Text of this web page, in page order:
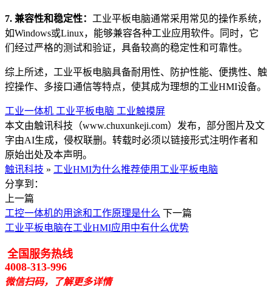
7. 兼容性和稳定性： 工业平板电脑通常采用常见的操作系统，
如Windows或Linux，能够兼容各种工业应用软件。同时，它
们经过严格的测试和验证，具备较高的稳定性和可靠性。
综上所述，工业平板电脑具备耐用性、防护性能、便携性、触
控操作、多接口通信等特点，使其成为理想的工业HMI设备。
工业一体机 工业平板电脑 工业触摸屏
本文由触讯科技（www.chuxunkeji.com）发布，部分图片及文
字由AI生成，侵权联删。转载时必须以链接形式注明作者和
原始出处及本声明。
触讯科技 » 工业HMI为什么推荐使用工业平板电脑
分享到：
上一篇
工控一体机的用途和工作原理是什么 下一篇
工业平板电脑在工业HMI应用中有什么优势
全国服务热线
4008-313-996
微信扫码，了解更多详情